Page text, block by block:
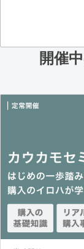
開催